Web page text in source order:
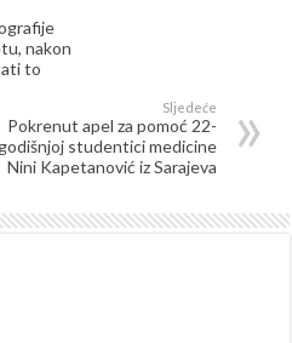
nakon
to
Sljedeće
Pokrenut apel za pomoć 22-
godišnjoj studentici medicine
Nini Kapetanović iz Sarajeva